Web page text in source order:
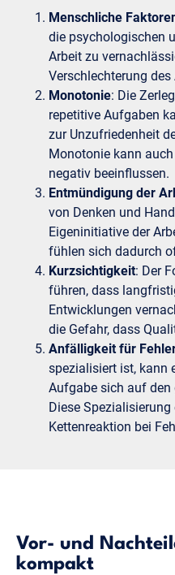
Menschliche
die psychologischen
Arbeit zu
Verschlechterung
Monotonie: Die
repetitive Aufgaben
zur Unzufriedenheit
Monotonie kann
negativ beeinflussen.
Entmündigung der
von Denken und
Eigeninitiative der
fühlen sich dadurch
Kurzsichtigkeit: Der
führen, dass
Entwicklungen
die Gefahr, dass
Anfälligkeit für
spezialisiert ist, kann
Aufgabe sich auf den
Diese
Kettenreaktion bei
Vor- und
kompakt